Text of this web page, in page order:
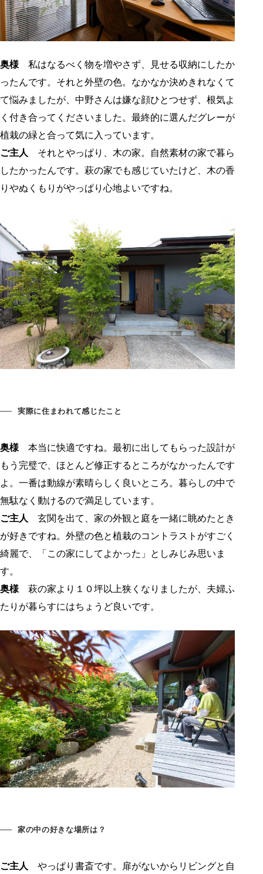
奥様 私はなるべく物を増やさず、見せる収納にしたか
ったんです。それと外壁の色。なかなか決めきれなくて
て悩みましたが、中野さんは嫌な顔ひとつせず、根気よ
く付き合ってくださいました。最終的に選んだグレーが
植栽の緑と合って気に入っています。
ご主人
それとやっぱり、木の家。自然素材の家で暮ら
したかったんです。萩の家でも感じていたけど、木の香
りやぬくもりがやっぱり心地よいですね。
実際に住まわれて感じたこと
奥様 本当に快適ですね。最初に出してもらった設計が
もう完璧で、ほとんど修正するところがなかったんです
よ。一番は動線が素晴らしく良いところ。暮らしの中で
無駄なく動けるので満足しています。
ご主人
玄関を出て、家の外観と庭を一緒に眺めたとき
が好きですね。外壁の色と植栽のコントラストがすごく
綺麗で、「この家にしてよかった」としみじみ思いま
す。
奥様 萩の家より１０坪以上狭くなりましたが、夫婦ふ
たりが暮らすにはちょうど良いです。
家の中の好きな場所は？
ご主人
やっぱり書斎です。扉がないからリビングと自